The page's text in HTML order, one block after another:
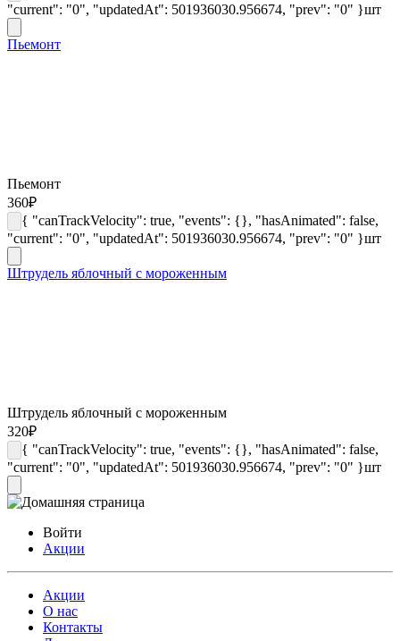
"current": "0", "updatedAt": 501936030.956674, "prev": "0" }шт
Пьемонт
Пьемонт
360₽
{ "canTrackVelocity": true, "events": {}, "hasAnimated": false,
"current": "0", "updatedAt": 501936030.956674, "prev": "0" }шт
Штрудель яблочный с мороженным
Штрудель яблочный с мороженным
320₽
{ "canTrackVelocity": true, "events": {}, "hasAnimated": false,
"current": "0", "updatedAt": 501936030.956674, "prev": "0" }шт
Войти
Акции
Акции
О нас
Контакты